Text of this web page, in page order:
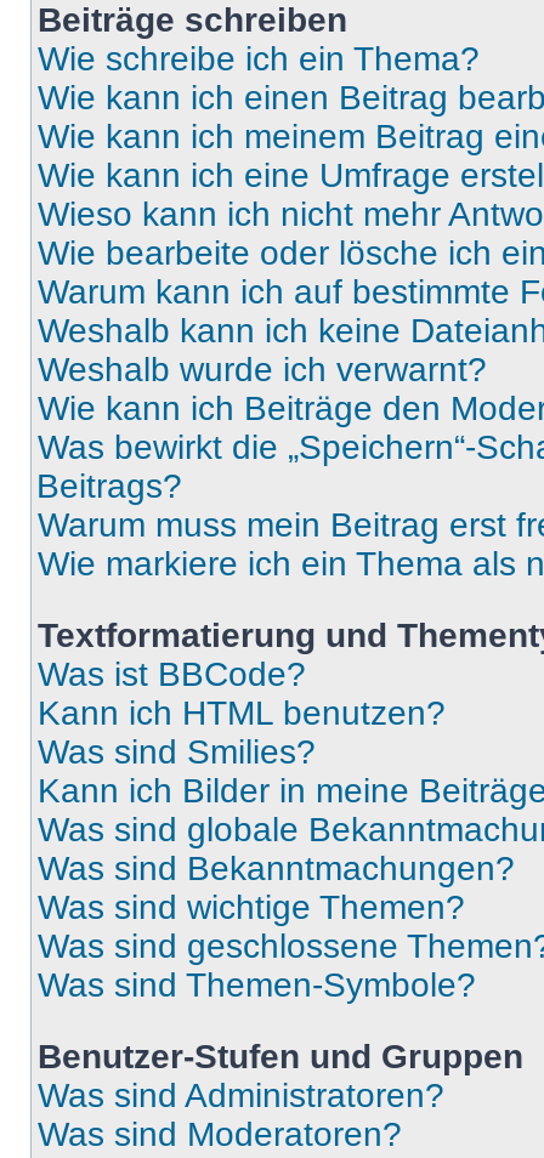
Beiträge schreiben
Wie schreibe ich ein Thema?
Wie kann ich einen Beitrag
Wie kann ich meinem Beitrag
Wie kann ich eine Umfrage
Wieso kann ich nicht mehr
Wie bearbeite oder lösche ich
Warum kann ich auf bestimmte
Weshalb kann ich keine
Weshalb wurde ich verwarnt?
Wie kann ich Beiträge den
Was bewirkt die „Speichern“-
Beitrags?
Warum muss mein Beitrag erst
Wie markiere ich ein Thema als
Textformatierung und
Was ist BBCode?
Kann ich HTML benutzen?
Was sind Smilies?
Kann ich Bilder in meine
Was sind globale
Was sind Bekanntmachungen?
Was sind wichtige Themen?
Was sind geschlossene
Was sind Themen-Symbole?
Benutzer-Stufen und Gruppen
Was sind Administratoren?
Was sind Moderatoren?